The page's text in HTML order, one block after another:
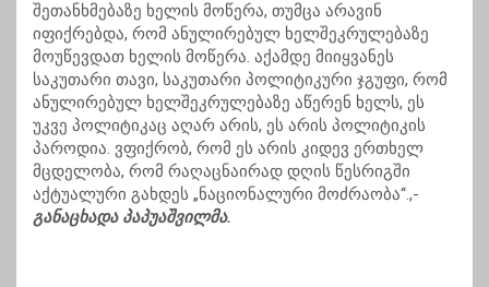
შეთანხმებაზე ხელის მოწერა, თუმცა არავინ
იფიქრებდა, რომ ანულირებულ ხელშეკრულებაზე
მოუწევდათ ხელის მოწერა. აქამდე მიიყვანეს
საკუთარი თავი, საკუთარი პოლიტიკური ჯგუფი, რომ
ანულირებულ ხელშეკრულებაზე აწერენ ხელს, ეს
უკვე პოლიტიკაც აღარ არის, ეს არის პოლიტიკის
პაროდია. ვფიქრობ, რომ ეს არის კიდევ ერთხელ
მცდელობა, რომ რაღაცნაირად დღის წესრიგში
აქტუალური გახდეს „ნაციონალური მოძრაობა“.,-
განაცხადა პაპუაშვილმა.